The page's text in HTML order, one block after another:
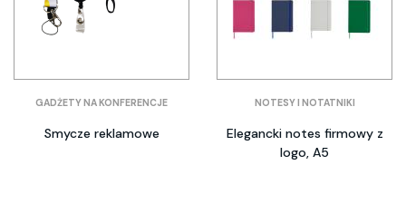
GADŻETY NA KONFERENCJE
Smycze reklamowe
NOTESY I NOTATNIKI
Elegancki notes firmowy z
logo, A5